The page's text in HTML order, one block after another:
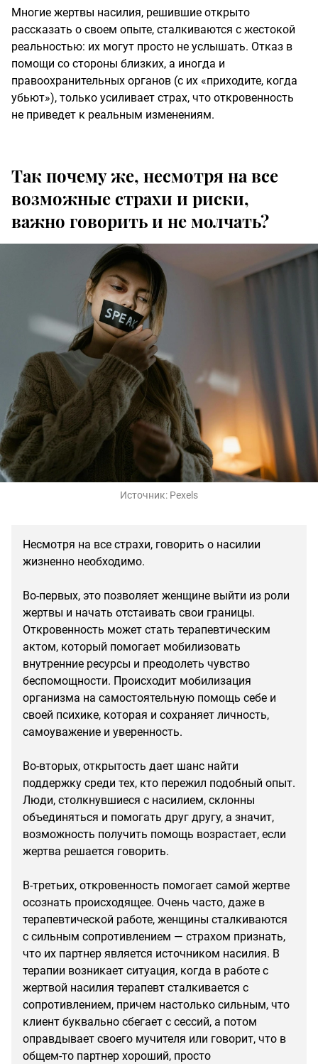
Многие жертвы насилия, решившие открыто
рассказать о своем опыте, сталкиваются с жестокой
реальностью: их могут просто не услышать. Отказ в
помощи со стороны близких, а иногда и
правоохранительных органов (с их «приходите, когда
убьют»), только усиливает страх, что откровенность
не приведет к реальным изменениям.
Так почему же, несмотря на все
возможные страхи и риски,
важно говорить и не молчать?
Источник: Pexels
Несмотря на все страхи, говорить о насилии
жизненно необходимо.
Во-первых, это позволяет женщине выйти из роли
жертвы и начать отстаивать свои границы.
Откровенность может стать терапевтическим
актом, который помогает мобилизовать
внутренние ресурсы и преодолеть чувство
беспомощности. Происходит мобилизация
организма на самостоятельную помощь себе и
своей психике, которая и сохраняет личность,
самоуважение и уверенность.
Во-вторых, открытость дает шанс найти
поддержку среди тех, кто пережил подобный опыт.
Люди, столкнувшиеся с насилием, склонны
объединяться и помогать друг другу, а значит,
возможность получить помощь возрастает, если
жертва решается говорить.
В-третьих, откровенность помогает самой жертве
осознать происходящее. Очень часто, даже в
терапевтической работе, женщины сталкиваются
с сильным сопротивлением — страхом признать,
что их партнер является источником насилия. В
терапии возникает ситуация, когда в работе с
жертвой насилия терапевт сталкивается с
сопротивлением, причем настолько сильным, что
клиент буквально сбегает с сессий, а потом
оправдывает своего мучителя или говорит, что в
общем-то партнер хороший, просто